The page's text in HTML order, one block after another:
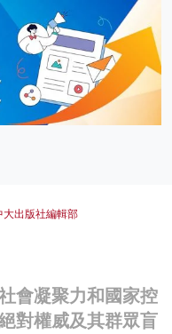
大出版社編輯部
會凝聚力和國家控
對權威及其群眾盲